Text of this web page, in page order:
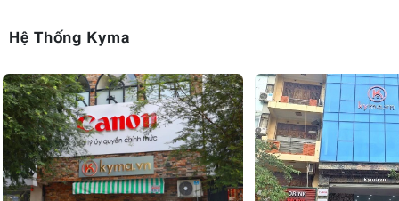
Hệ Thống Kyma